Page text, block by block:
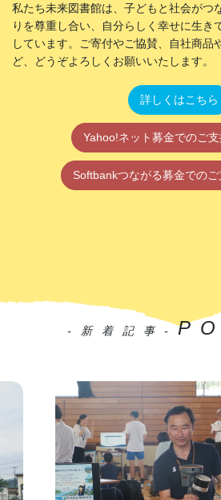
私たち未来図書館は、子どもと社会がつ
りを尊重し合い、自分らしく幸せに生き
しています。ご寄付やご協賛、自社商品
ど、どうぞよろしくお願いいたします。
詳しくはこちら
Yahoo!ネット募金でのご
Softbankつながる募金でのご
-新着記事-